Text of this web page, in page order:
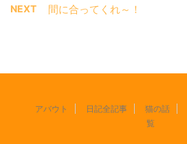
NEXT 間に合ってくれ～！
アバウト 日記全記事 猫の話
覧